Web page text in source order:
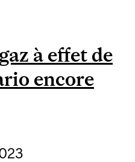
POLYVALENTS
à effet de
encore